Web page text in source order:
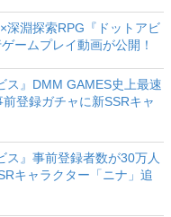
深淵探索RPG『ドットアビ
ームプレイ動画が公開！
ス』DMM GAMES史上最速
登録ガチャに新SSRキャ
ス』事前登録者数が30万人
キャラクター「ニナ」追